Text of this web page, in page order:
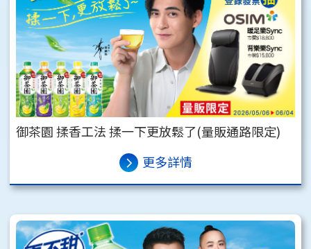
御茶園 揉香工法 揉一下更放鬆了(量販通路限定)
更多詳情